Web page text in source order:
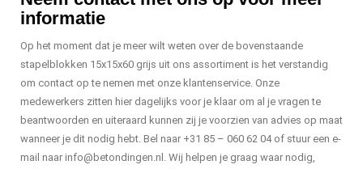
informatie
Op het moment dat je meer wilt weten over de bovenstaande
stapelblokken 15x15x60 grijs uit ons assortiment is het verstandig
om contact op te nemen met onze klantenservice. Onze
medewerkers zitten hier dagelijks voor je klaar om al je vragen te
beantwoorden en uiteraard kunnen zij je voorzien van advies op maat
wanneer je dit nodig hebt. Bel naar +31 85 – 060 62 04 of stuur een e-
mail naar info@betondingen.nl . Wij helpen je graag waar nodig,